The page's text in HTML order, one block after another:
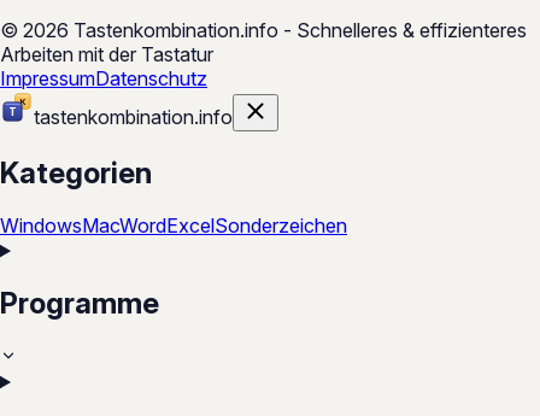
© 2026 Tastenkombination.info - Schnelleres & effizienteres
Arbeiten mit der Tastatur
ImpressumDatenschutz
tastenkombination.info
Kategorien
WindowsMacWordExcelSonderzeichen
Programme